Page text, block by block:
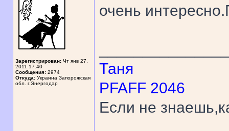
Зарегистрирован: Чт янв 27,
2011 17:40
Сообщения: 2974
Откуда: Украина Запорожская
обл. г.Энергодар
очень
Таня
PFAFF 2046
Если не